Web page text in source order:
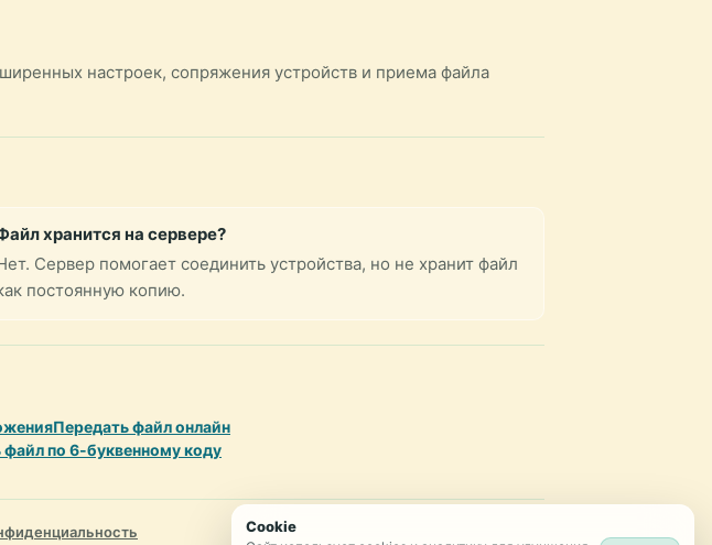
настроек, сопряжения устройств и приема файла
хранится на сервере?
Сервер помогает соединить устройства, но не хранит файл
постоянную копию.
Передать файл онлайн
файл по 6-буквенному коду
Cookie